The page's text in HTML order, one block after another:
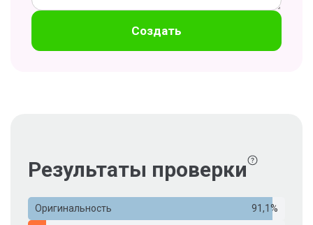
Создать
Результаты проверки
Оригинальность 91,1%